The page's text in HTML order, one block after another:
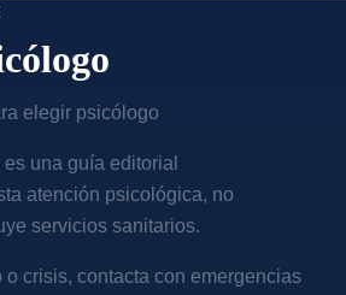
elegir psicólogo
una guía editorial
atención psicológica, no
servicios sanitarios.
crisis, contacta con emergencias